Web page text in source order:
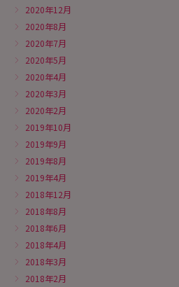
2020年12月
2020年8月
2020年7月
2020年5月
2020年4月
2020年3月
2020年2月
2019年10月
2019年9月
2019年8月
2019年4月
2018年12月
2018年8月
2018年6月
2018年4月
2018年3月
2018年2月